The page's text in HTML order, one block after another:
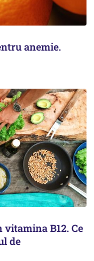
anemie.
B12. Ce
de